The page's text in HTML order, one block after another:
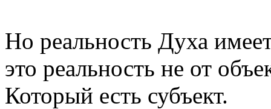
Но реальность Духа
это реальность не от
Который есть субъект.